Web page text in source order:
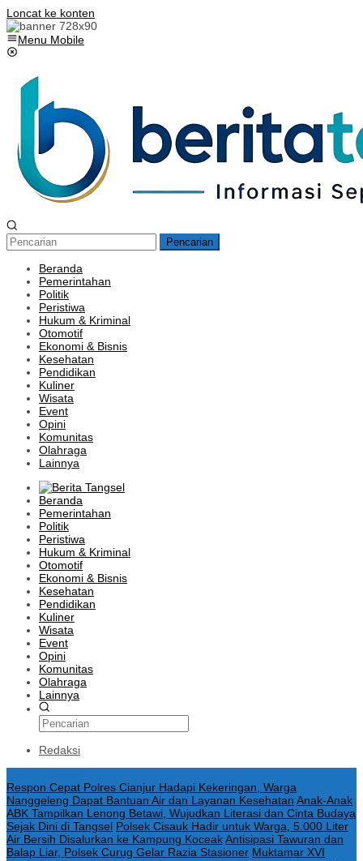
Loncat ke konten
Menu Mobile
Pencarian
Beranda
Pemerintahan
Politik
Peristiwa
Hukum & Kriminal
Otomotif
Ekonomi & Bisnis
Kesehatan
Pendidikan
Kuliner
Wisata
Event
Opini
Komunitas
Olahraga
Lainnya
Beranda
Pemerintahan
Politik
Peristiwa
Hukum & Kriminal
Otomotif
Ekonomi & Bisnis
Kesehatan
Pendidikan
Kuliner
Wisata
Event
Opini
Komunitas
Olahraga
Lainnya
Redaksi
Respon Cepat Polres Cianjur Hadapi Kekeringan, Warga
Nanggeleng Dapat Bantuan Air dan Layanan Kesehatan Anak-Anak
ABK Tampilkan Lenong Betawi, Wujudkan Literasi dan Cinta Budaya
Sejak Dini di Tangsel Polsek Cisauk Hadir untuk Warga, 5.000 Liter
Air Bersih Disalurkan ke Kampung KoceakAntisipasi Tawuran dan
Balap Liar, Polsek Curug Gelar Razia Stasioner Muktamar XVI